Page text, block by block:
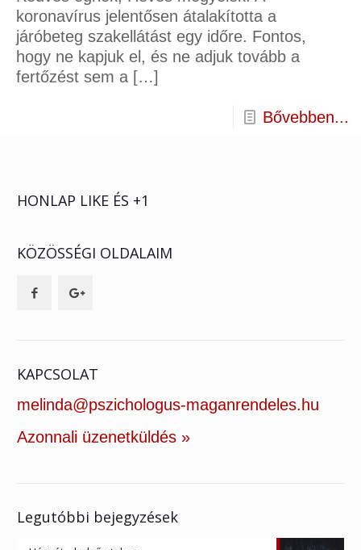
koronavírus jelentősen átalakította a
járóbeteg szakellátást egy időre. Fontos,
hogy ne kapjuk el, és ne adjuk tovább a
fertőzést sem a […]
Bővebben...
HONLAP LIKE ÉS +1
KÖZÖSSÉGI OLDALAIM
KAPCSOLAT
melinda@pszichologus-maganrendeles.hu
Azonnali üzenetküldés »
Legutóbbi bejegyzések